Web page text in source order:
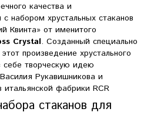
качества и
с набором хрустальных стаканов
Квинта» от именитого
Crystal. Созданный специально
произведение хрустального
себе творческую идею
Рукавишникова и
итальянской фабрики RCR
стаканов для